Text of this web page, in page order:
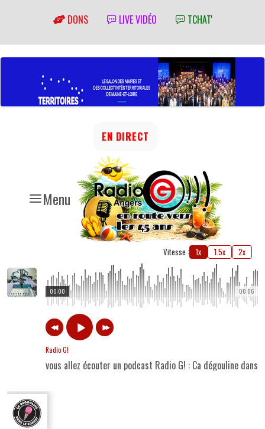
DONS LIVE VIDÉO TCHAT'
Menu
EN DIRECT
Vitesse : 1x 1.5x 2x
00:06
00:00
Radio G!
vous allez écouter un podcast Radio G! : Ca dégouline